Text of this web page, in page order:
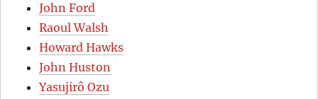
John Ford
Raoul Walsh
Howard Hawks
John Huston
Yasujirô Ozu